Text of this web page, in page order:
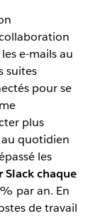
pour
un réel
de 5 milliards
clients dans
of Platform
e-mails au
suites
pour se
plus
quotidien
les
Slack chaque
par an. En
de travail